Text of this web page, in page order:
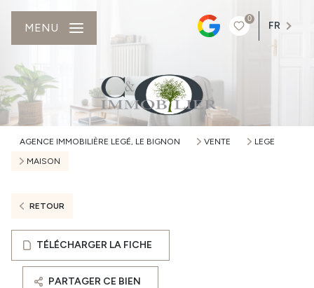
0
FR
MENU
AGENCE IMMOBILIÈRE LEGÉ, LE BIGNON VENTE
LEGE
MAISON
RETOUR
TÉLÉCHARGER LA FICHE
PARTAGER CE BIEN